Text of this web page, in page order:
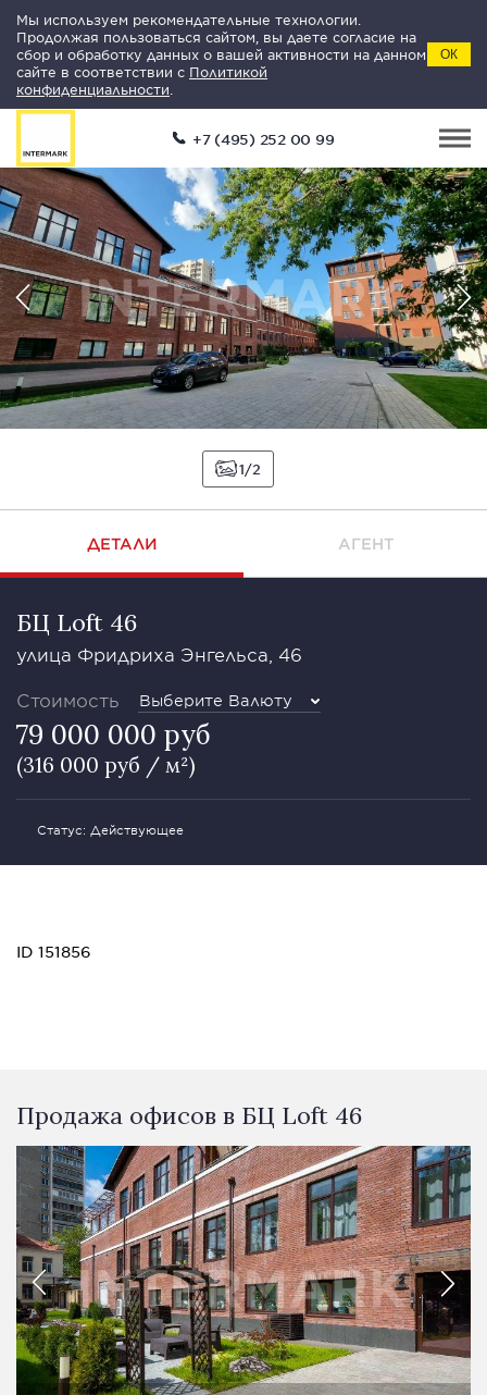
Мы используем рекомендательные технологии.
Продолжая пользоваться сайтом, вы даете согласие на
сбор и обработку данных о вашей активности на данном
сайте в соответствии с Политикой
конфиденциальности
ОК
+7 (495) 252 00 99
1 2
ДЕТАЛИ АГЕНТ
БЦ Loft 46
улица Фридриха Энгельса, 46
Стоимость Выберите Валюту
79 000 000 руб
(316 000 руб / м²)
Статус: Действующее
ID 151856
Продажа офисов в БЦ Loft 46